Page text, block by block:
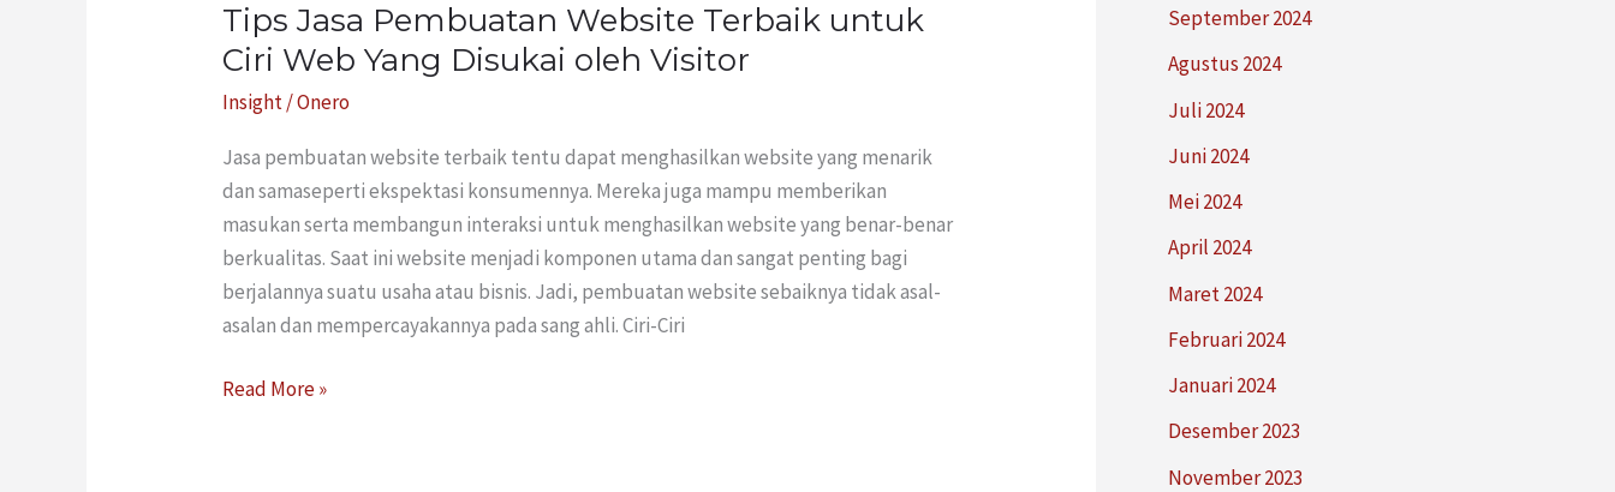
Tips Jasa Pembuatan Website Terbaik untuk
Ciri Web Yang Disukai oleh Visitor
Insight/Onero
Jasa pembuatan website terbaik tentu dapat menghasilkan website yang menarik
dan samaseperti ekspektasi konsumennya. Mereka juga mampu memberikan
masukan serta membangun interaksi untuk menghasilkan website yang benar-benar
berkualitas. Saat ini website menjadi komponen utama dan sangat penting bagi
berjalannya suatu usaha atau bisnis. Jadi, pembuatan website sebaiknya tidak asal-
asalan dan mempercayakannya pada sang ahli. Ciri-Ciri
Read More »
September 2024
Agustus 2024
Juli 2024
Juni 2024
Mei 2024
April 2024
Maret 2024
Februari 2024
Januari 2024
Desember 2023
November 2023